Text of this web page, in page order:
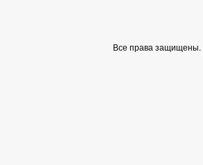
Все права